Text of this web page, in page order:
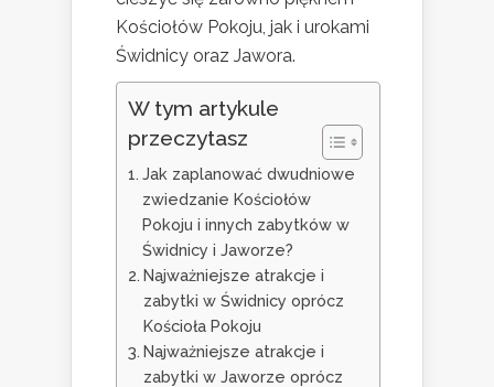
Kościołów Pokoju, jak i urokami
Świdnicy oraz Jawora.
W tym artykule
przeczytasz
Jak zaplanować dwudniowe
zwiedzanie Kościołów
Pokoju i innych zabytków w
Świdnicy i Jaworze?
Najważniejsze atrakcje i
zabytki w Świdnicy oprócz
Kościoła Pokoju
Najważniejsze atrakcje i
zabytki w Jaworze oprócz